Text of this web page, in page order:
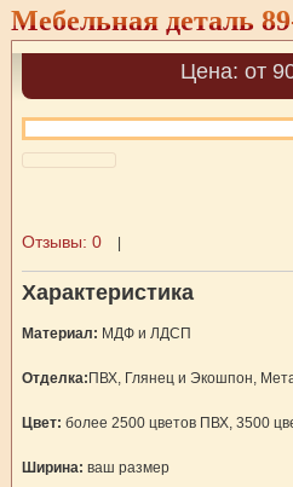
Мебельная деталь
Цена: от
Отзывы: 0
Характеристика
Материал: МДФ и ЛДСП
Отделка: ПВХ, Глянец и Экошпон,
Цвет: более 2500 цветов ПВХ, 3500
Ширина: ваш размер